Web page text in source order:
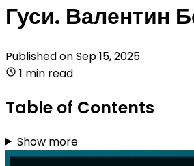
Гуси. Валентин
Published onSep 15, 2025
1 min read
Table of Contents
Show more